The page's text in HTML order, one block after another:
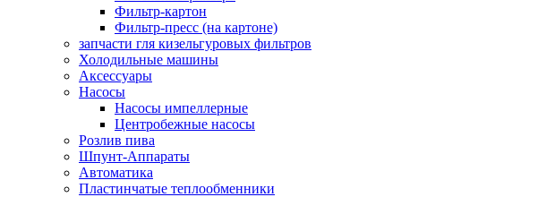
Фильтр-картон
Фильтр-пресс (на картоне)
запчасти гля кизельгуровых фильтров
Холодильные машины
Аксессуары
Насосы
Насосы импеллерные
Центробежные насосы
Розлив пива
Шпунт-Аппараты
Автоматика
Пластинчатые теплообменники